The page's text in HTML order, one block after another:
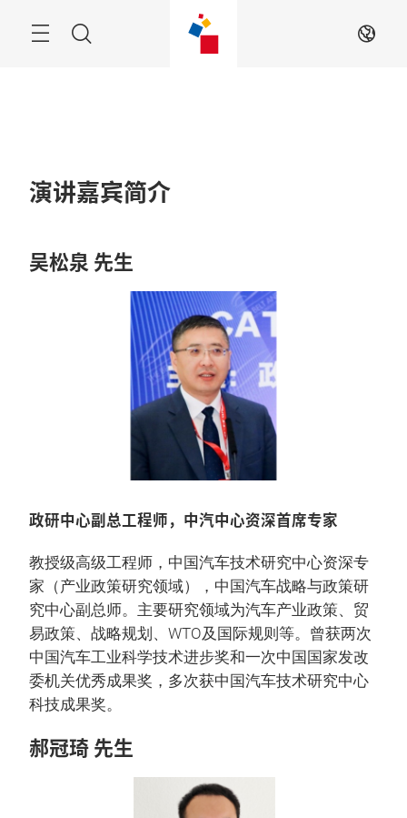
菜
ZH
演讲嘉宾简介
吴松泉 先生
政研中心副总工程师，中汽中心资深首席专家
教授级高级工程师，中国汽车技术研究中心资深专
家（产业政策研究领域），中国汽车战略与政策研
究中心副总师。主要研究领域为汽车产业政策、贸
易政策、战略规划、WTO及国际规则等。曾获两次
中国汽车工业科学技术进步奖和一次中国国家发改
委机关优秀成果奖，多次获中国汽车技术研究中心
科技成果奖。
郝冠琦 先生